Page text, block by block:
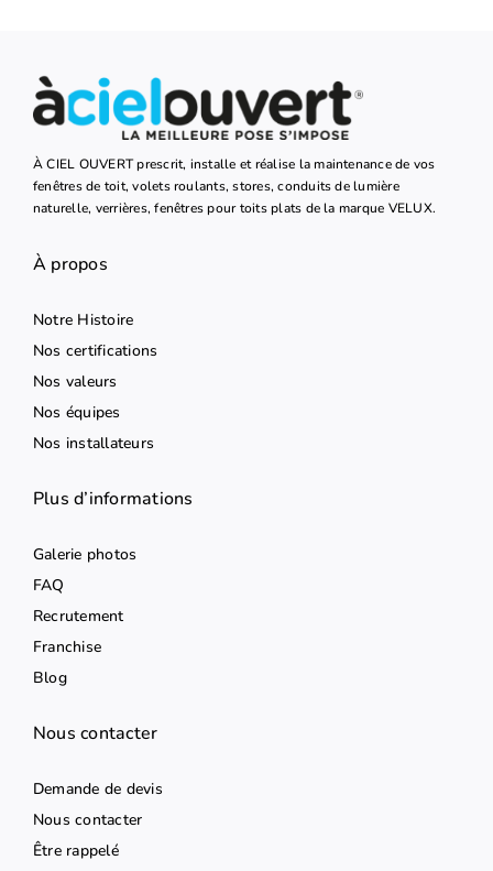
À CIEL OUVERT prescrit, installe et réalise la maintenance de vos
fenêtres de toit, volets roulants, stores, conduits de lumière
naturelle, verrières, fenêtres pour toits plats de la marque VELUX.
À propos
Notre Histoire
Nos certifications
Nos valeurs
Nos équipes
Nos installateurs
Plus d’informations
Galerie photos
FAQ
Recrutement
Franchise
Blog
Nous contacter
Demande de devis
Nous contacter
Être rappelé